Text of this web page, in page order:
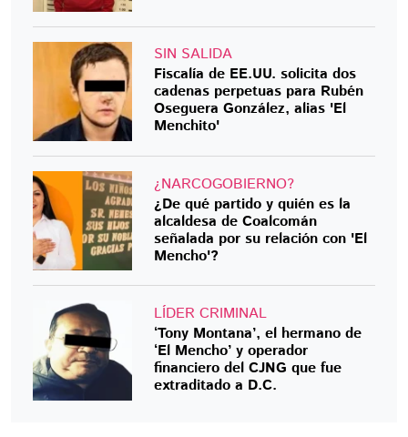
SIN SALIDA
Fiscalía de EE.UU. solicita dos
cadenas perpetuas para Rubén
Oseguera González, alias 'El
Menchito'
¿NARCOGOBIERNO?
¿De qué partido y quién es la
alcaldesa de Coalcomán
señalada por su relación con 'El
Mencho'?
LÍDER CRIMINAL
‘Tony Montana’, el hermano de
‘El Mencho’ y operador
financiero del CJNG que fue
extraditado a D.C.